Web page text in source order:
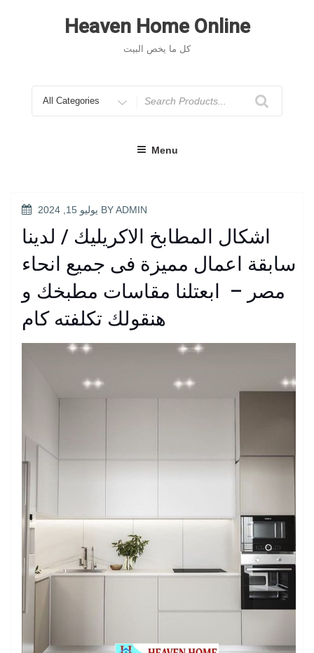
Heaven Home Online
كل ما يخص البيت
for
Menu
POSTED يوليو 15, 2024 BYADMIN
اشكال المطابخ الاكريليك / لدينا
سابقة اعمال مميزة فى جميع انحاء
مصر – ابعتلنا مقاسات مطبخك و
هنقولك تكلفته كام